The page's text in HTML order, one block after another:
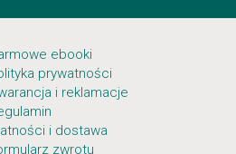
ebooki
prywatności
i reklamacje
i dostawa
zwrotu